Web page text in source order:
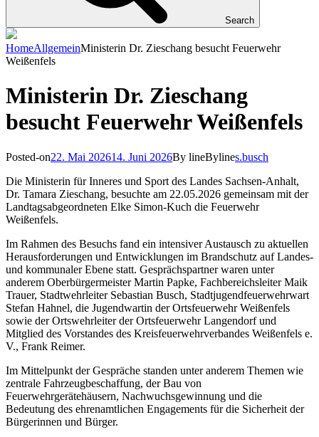
Search
HomeAllgemeinMinisterin Dr. Zieschang besucht Feuerwehr
Weißenfels
Ministerin Dr. Zieschang
besucht Feuerwehr Weißenfels
Posted-on22. Mai 202614. Juni 2026By lineBylines.busch
Die Ministerin für Inneres und Sport des Landes Sachsen-Anhalt,
Dr. Tamara Zieschang, besuchte am 22.05.2026 gemeinsam mit der
Landtagsabgeordneten Elke Simon-Kuch die Feuerwehr
Weißenfels.
Im Rahmen des Besuchs fand ein intensiver Austausch zu aktuellen
Herausforderungen und Entwicklungen im Brandschutz auf Landes-
und kommunaler Ebene statt. Gesprächspartner waren unter
anderem Oberbürgermeister Martin Papke, Fachbereichsleiter Maik
Trauer, Stadtwehrleiter Sebastian Busch, Stadtjugendfeuerwehrwart
Stefan Hahnel, die Jugendwartin der Ortsfeuerwehr Weißenfels
sowie der Ortswehrleiter der Ortsfeuerwehr Langendorf und
Mitglied des Vorstandes des Kreisfeuerwehrverbandes Weißenfels e.
V., Frank Reimer.
Im Mittelpunkt der Gespräche standen unter anderem Themen wie
zentrale Fahrzeugbeschaffung, der Bau von
Feuerwehrgerätehäusern, Nachwuchsgewinnung und die
Bedeutung des ehrenamtlichen Engagements für die Sicherheit der
Bürgerinnen und Bürger.